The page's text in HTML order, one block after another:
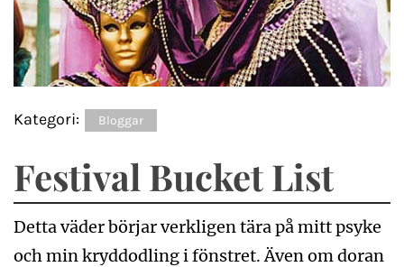
Kategori: Bloggar
Festival Bucket List
Detta väder börjar verkligen tära på mitt psyke
och min kryddodling i fönstret. Även om doran